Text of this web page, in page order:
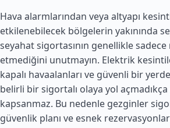
Hava alarmlarından veya altyapı
etkilenebilecek bölgelerin yakınında
seyahat sigortasının genellikle sadece
etmediğini unutmayın. Elektrik
kapalı havaalanları ve güvenli bir
belirli bir sigortalı olaya yol
kapsanmaz. Bu nedenle gezginler
güvenlik planı ve esnek